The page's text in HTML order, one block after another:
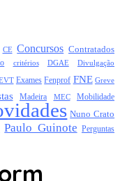
CE Concursos Contratados
critérios DGAE Divulgação
Exames Fenprof FNE Greve
Madeira MEC Mobilidade
Nuno Crato
Paulo Guinote Perguntas